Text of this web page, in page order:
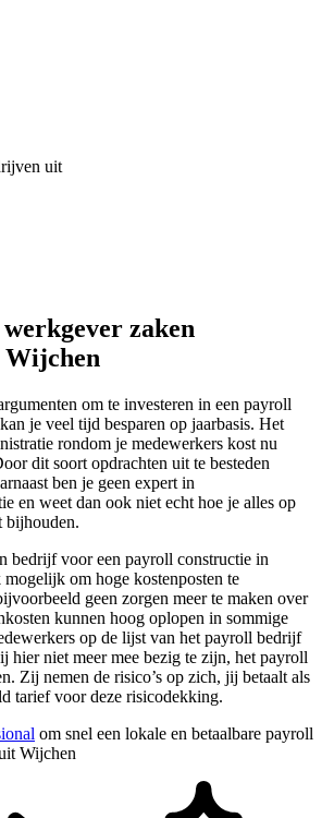
uit
zaken
Wijchen
om te investeren in een payroll
je veel tijd besparen op jaarbasis. Het
rondom je medewerkers kost nu
dit soort opdrachten uit te besteden
ben je geen expert in
en weet dan ook niet echt hoe je alles op
bijhouden.
bedrijf voor een payroll constructie in
om hoge kostenposten te
geen zorgen meer te maken over
kunnen hoog oplopen in sommige
op de lijst van het payroll bedrijf
hier niet meer mee bezig te zijn, het payroll
Zij nemen de risico’s op zich, jij betaalt als
tarief voor deze risicodekking.
om snel een lokale en betaalbare payroll
Wijchen